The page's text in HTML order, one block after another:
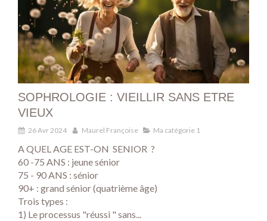
SOPHROLOGIE : VIEILLIR SANS ETRE
VIEUX
26 Avr 2024 Maurel Françoise Ma catégorie 1
A QUEL AGE EST-ON SENIOR ?
60 -75 ANS : jeune sénior
75 - 90 ANS : sénior
90+ : grand sénior (quatrième âge)
Trois types :
1) Le processus "réussi " sans...